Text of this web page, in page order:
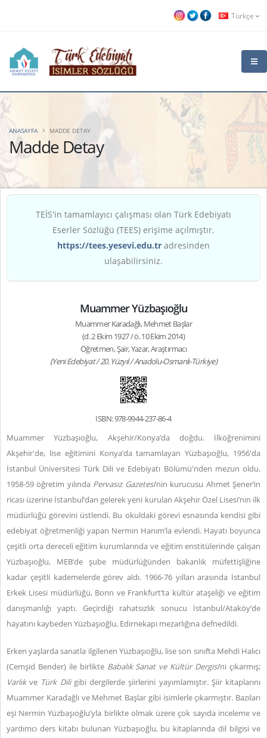
Türkçe
Madde Detay
ANASAYFA MADDE DETAY
TEİS'in tamamlayıcı çalışması olan Türk Edebiyatı
Eserler Sözlüğü (TEES) erişime açılmıştır.
https://tees.yesevi.edu.tr adresinden
ulaşabilirsiniz.
Muammer Yüzbaşıoğlu
Muammer Karadağlı, Mehmet Başlar
(d. 2 Ekim 1927 / ö. 10 Ekim 2014)
Öğretmen, Şair, Yazar, Araştırmacı
(Yeni Edebiyat / 20. Yüzyıl / Anadolu-Osmanlı-Türkiye)
ISBN: 978-9944-237-86-4
Muammer Yüzbaşıoğlu, Akşehir/Konya’da doğdu. İlköğrenimini
Akşehir'de, lise eğitimini Konya’da tamamlayan Yüzbaşıoğlu, 1956'da
İstanbul Üniversitesi Türk Dili ve Edebiyatı Bölümü'nden mezun oldu.
1958-59 öğretim yılında Pervasız Gazetesi’nin kurucusu Ahmet Şener’in
ricası üzerine İstanbul’dan gelerek yeni kurulan Akşehir Özel Lisesi’nin ilk
müdürlüğü görevini üstlendi. Bu okuldaki görevi esnasında kendisi gibi
edebiyat öğretmenliği yapan Nermin Hanım’la evlendi. Hayatı boyunca
çeşitli orta dereceli eğitim kurumlarında ve eğitim enstitülerinde çalışan
Yüzbaşıoğlu, MEB’de şube müdürlüğünden bakanlık müfettişliğine
kadar çeşitli kademelerde görev aldı. 1966-76 yılları arasında İstanbul
Erkek Lisesi müdürlüğü, Bonn ve Frankfurt’ta kültür ataşeliği ve eğitim
danışmanlığı yaptı. Geçirdiği rahatsızlık sonucu İstanbul/Ataköy’de
hayatını kaybeden Yüzbaşıoğlu, Edirnekapı mezarlığına defnedildi.
Erken yaşlarda sanatla ilgilenen Yüzbaşıoğlu, lise son sınıfta Mehdi Halıcı
(Cemşid Bender) ile birlikte Babalık Sanat ve Kültür Dergisi’ni çıkarmış;
Varlıkve Türk Diligibi dergilerde şiirlerini yayımlamıştır. Şiir kitaplarını
Muammer Karadağlı ve Mehmet Başlar gibi isimlerle çıkarmıştır. Bazıları
eşi Nermin Yüzbaşıoğlu’yla birlikte olmak üzere çok sayıda inceleme ve
yardımcı ders kitabı bulunan Yüzbaşıoğlu, bu kitaplarında dil bilgisi ve